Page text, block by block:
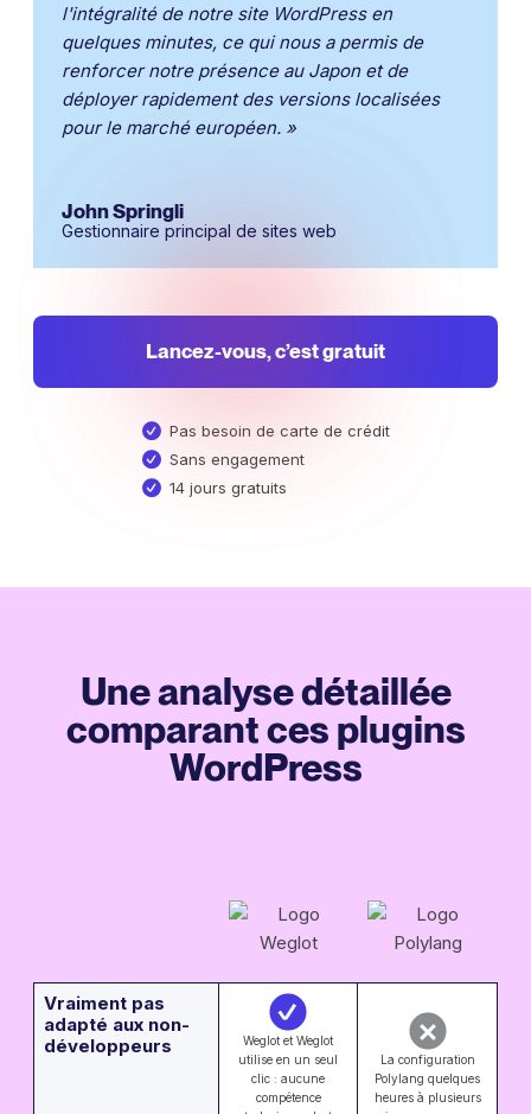
l'intégralité de notre site WordPress en
quelques minutes, ce qui nous a permis de
renforcer notre présence au Japon et de
déployer rapidement des versions localisées
pour le marché européen. »
John Springli
Gestionnaire principal de sites web
Lancez-vous, c’est gratuit
Pas besoin de carte de crédit
Sans engagement
14 jours gratuits
Une analyse détaillée
comparant ces plugins
WordPress
Vraiment pas
adapté aux non-
développeurs
Weglot et Weglot
utilise en un seul
clic : aucune
compétence
La configuration
Polylang quelques
heures à plusieurs